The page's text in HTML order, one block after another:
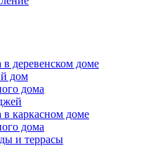
деревенском доме
дом
дома
каркасном доме
дома
и террасы